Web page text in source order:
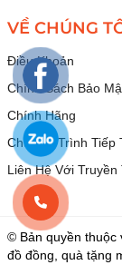
VỀ CHÚNG
Điều Khoản
Chính Sách Bảo
Chính Hãng
Chương Trình Tiếp
Liên Hệ Với Truyền
© Bản quyền thuộc
đồ đồng, quà tặng